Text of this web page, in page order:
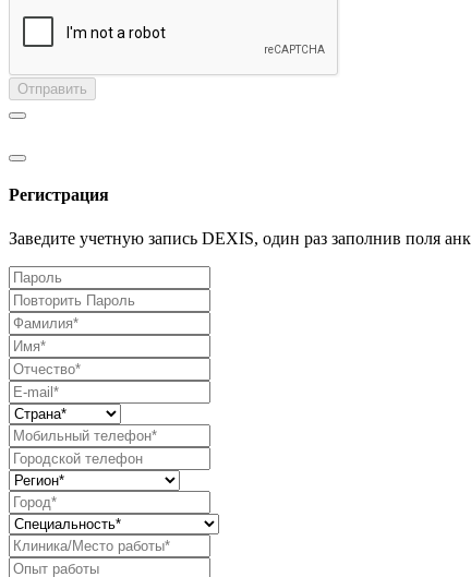
Отправить
Регистрация
Заведите учетную запись DEXIS, один раз заполнив поля